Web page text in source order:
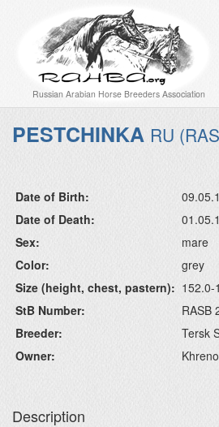
Russian Arabian Horse Breeders Association
PESTCHINKA RU
Date of Birth:
Date of Death:
Sex:
mare
Color:
grey
Size (height, chest, pastern): 152.0-
StB Number:
RASB
Breeder:
Tersk
Owner:
Description